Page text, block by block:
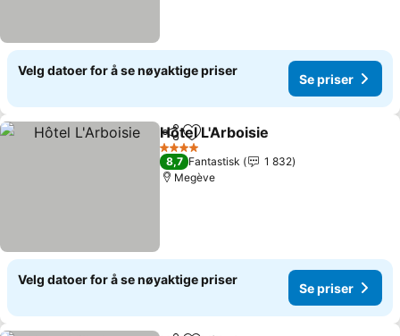
Velg datoer for å se nøyaktige priser
Se priser
Del Legg til i favoritter
Hôtel L'Arboisie
4 Stjerner
8,7 Fantastisk
1 832
Megève
Velg datoer for å se nøyaktige priser
Se priser